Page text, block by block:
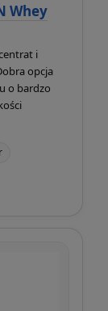
Whey
i
opcja
o bardzo